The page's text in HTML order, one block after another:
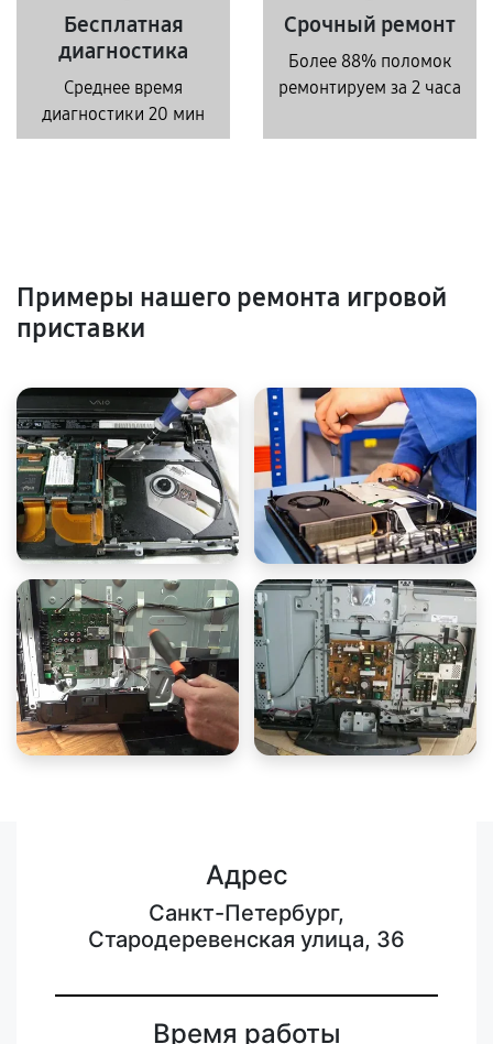
Бесплатная
диагностика
Среднее время
диагностики 20 мин
Срочный ремонт
Более 88% поломок
ремонтируем за 2 часа
Примеры нашего ремонта игровой
приставки
Адрес
Санкт-Петербург,
Стародеревенская улица, 36
Время работы